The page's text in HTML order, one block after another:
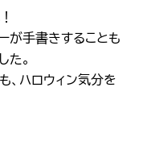
が手書きすることも
た。
、ハロウィン気分を